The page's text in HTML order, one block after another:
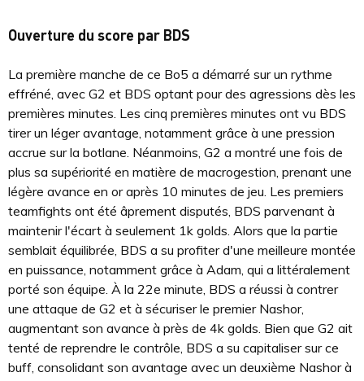
Ouverture du score par BDS
La première manche de ce Bo5 a démarré sur un rythme
effréné, avec G2 et BDS optant pour des agressions dès les
premières minutes. Les cinq premières minutes ont vu BDS
tirer un léger avantage, notamment grâce à une pression
accrue sur la botlane. Néanmoins, G2 a montré une fois de
plus sa supériorité en matière de macrogestion, prenant une
légère avance en or après 10 minutes de jeu. Les premiers
teamfights ont été âprement disputés, BDS parvenant à
maintenir l'écart à seulement 1k golds. Alors que la partie
semblait équilibrée, BDS a su profiter d'une meilleure montée
en puissance, notamment grâce à Adam, qui a littéralement
porté son équipe. À la 22e minute, BDS a réussi à contrer
une attaque de G2 et à sécuriser le premier Nashor,
augmentant son avance à près de 4k golds. Bien que G2 ait
tenté de reprendre le contrôle, BDS a su capitaliser sur ce
buff, consolidant son avantage avec un deuxième Nashor à